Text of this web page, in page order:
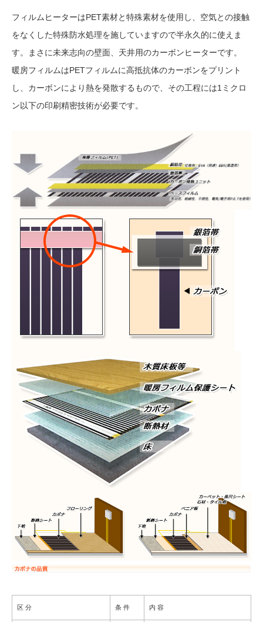
フィルムヒーターはPET素材と特殊素材を使用し、空気との接触
をなくした特殊防水処理を施していますので半永久的に使えま
す。まさに未来志向の壁面、天井用のカーボンヒーターです。
暖房フィルムはPETフィルムに高抵抗体のカーボンをプリント
し、カーボンにより熱を発散するもので、その工程には1ミクロ
ン以下の印刷精密技術が必要です。
区 分 条 件 内 容